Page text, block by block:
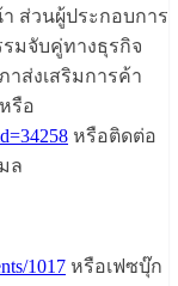
ส่วนผู้ประกอบการ
มจับคู่ทางธุรกิจ
าส่งเสริมการค้า
รือ
หรือติดต่อ
ล
1017 หรือเฟซบุ๊ก